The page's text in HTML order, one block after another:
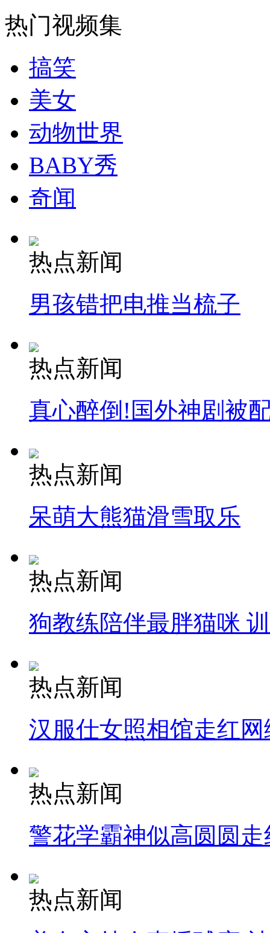
外交部：有关国家言论片面不公正
安徽一实载49人客车翻车
走！跟着总书记去植树
消防员救轻生者
纽约上演“枕头大战”
司机酒驾遇交警 急速倒车逃窜
热门视频集
搞笑
美女
动物世界
BABY秀
奇闻
热点新闻
男孩错把电推当梳子
热点新闻
真心醉倒!国外神剧被
热点新闻
呆萌大熊猫滑雪取乐
热点新闻
狗教练陪伴最胖猫咪
热点新闻
汉服仕女照相馆走红网
热点新闻
警花学霸神似高圆圆走
热点新闻